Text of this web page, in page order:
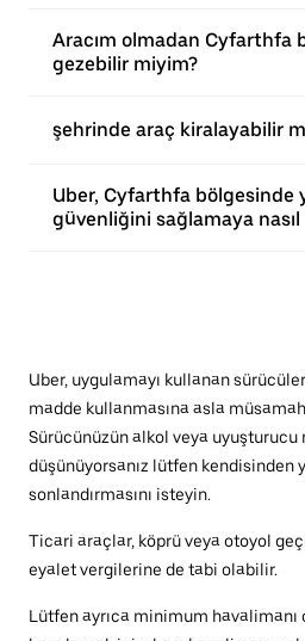
Aracım olmadan Cyfarthfa
gezebilir miyim?
şehrinde araç kiralayabilir
Uber, Cyfarthfa bölgesinde
güvenliğini sağlamaya nasıl
Uber, uygulamayı kullanan
madde kullanmasına asla
Sürücünüzün alkol veya
düşünüyorsanız lütfen kendisinden
sonlandırmasını isteyin.
Ticari araçlar, köprü veya otoyol
eyalet vergilerine de tabi olabilir.
Lütfen ayrıca minimum